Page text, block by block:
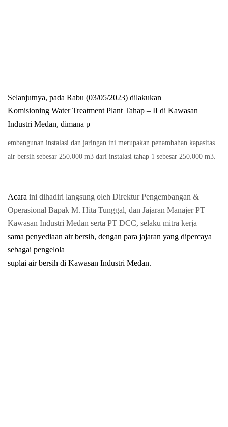
Selanjutnya, pada Rabu (03/05/2023) dilakukan
Komisioning Water Treatment Plant Tahap – II di Kawasan
Industri Medan, dimana p
embangunan instalasi dan jaringan ini merupakan penambahan kapasitas
air bersih sebesar 250.000 m3 dari instalasi tahap 1 sebesar 250.000 m3.
Acara ini dihadiri langsung oleh Direktur Pengembangan &
Operasional Bapak M. Hita Tunggal, dan Jajaran Manajer PT
Kawasan Industri Medan serta PT DCC, selaku mitra kerja
sama penyediaan air bersih, dengan para jajaran yang dipercaya
sebagai pengelola
suplai air bersih di Kawasan Industri Medan.